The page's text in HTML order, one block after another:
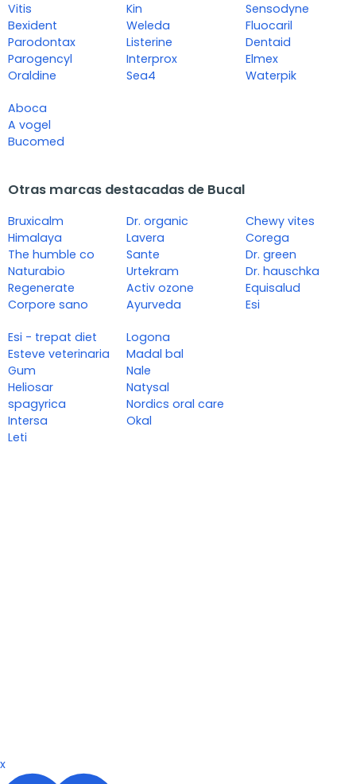
Vitis
Bexident
Parodontax
Parogencyl
Oraldine
Kin
Weleda
Listerine
Interprox
Sea4
Sensodyne
Fluocaril
Dentaid
Elmex
Waterpik
Aboca
A vogel
Bucomed
Otras marcas destacadas de Bucal
Bruxicalm
Himalaya
The humble co
Naturabio
Regenerate
Corpore sano
Dr. organic
Lavera
Sante
Urtekram
Activ ozone
Ayurveda
Chewy vites
Corega
Dr. green
Dr. hauschka
Equisalud
Esi
Esi - trepat diet
Esteve veterinaria
Gum
Heliosar
spagyrica
Intersa
Leti
Logona
Madal bal
Nale
Natysal
Nordics oral care
Okal
x